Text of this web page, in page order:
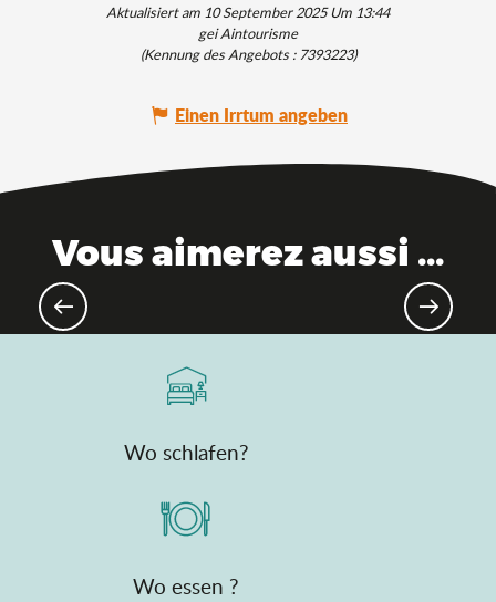
Aktualisiert am 10 September 2025 Um 13:44
gei Aintourisme
(Kennung des Angebots :7393223)
Einen Irrtum angeben
Vous aimerez aussi ...
Wo schlafen?
Wo essen ?